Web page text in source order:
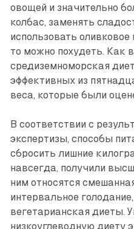
овощей и значительно
колбас, заменять
использовать
то можно похудеть. Как
средиземноморская
эффективных из
веса, которые были
В соответствии с
экспертизы, способы
сбросить лишние
навсегда, получили
ним относятся
интервальное
вегетарианская диеты.
низкоуглеводную диету